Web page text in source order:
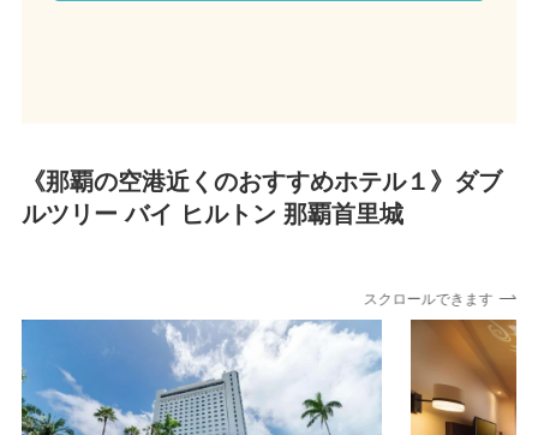
《那覇の空港近くのおすすめホテル１》 ダブ
ルツリー バイ ヒルトン 那覇首里城
スクロールできます